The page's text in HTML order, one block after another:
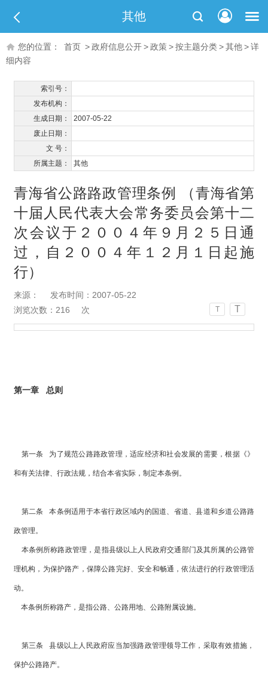
其他
您的位置： 首页 >政府信息公开>政策>按主题分类>其他>详
细内容
索引号：
发布机构：
生成日期：
2007-05-22
废止日期：
文 号：
所属主题：
其他
青海省公路路政管理条例 （青海省第
十届人民代表大会常务委员会第十二
次会议于２００４年９月２５日通
过，自２００４年１２月１日起施
行）
来源：
发布时间：2007-05-22
浏览次数： 216 次 T T
第一章 总则
第一条 为了规范公路路政管理，适应经济和社会发展的需要，根据《》
和有关法律、行政法规，结合本省实际，制定本条例。
第二条 本条例适用于本省行政区域内的国道、省道、县道和乡道公路路
政管理。
本条例所称路政管理，是指县级以上人民政府交通部门及其所属的公路管
理机构，为保护路产，保障公路完好、安全和畅通，依法进行的行政管理活
动。
本条例所称路产，是指公路、公路用地、公路附属设施。
第三条 县级以上人民政府应当加强路政管理领导工作，采取有效措施，
保护公路路产。